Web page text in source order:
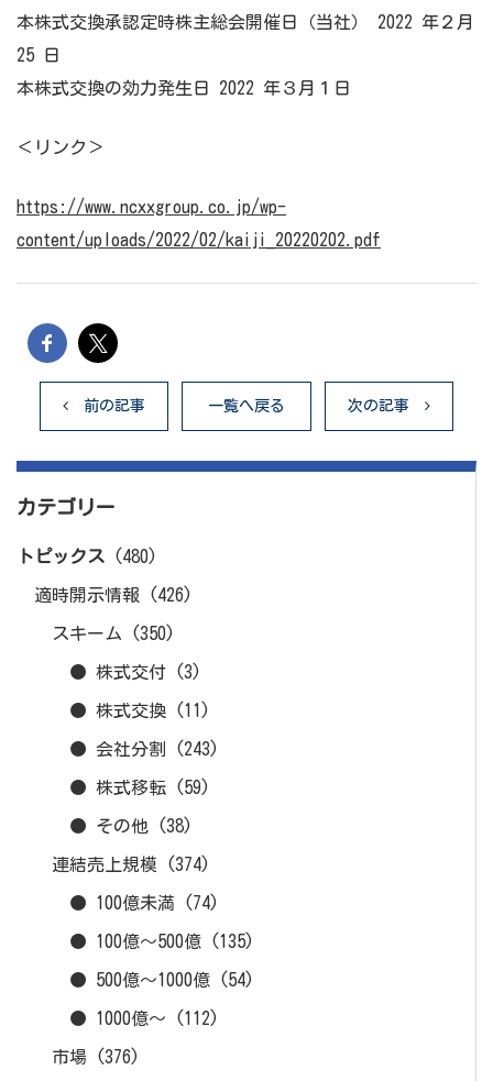
本株式交換承認定時株主総会開催日（当社） 2022 年２月
25 日
本株式交換の効力発生日 2022 年３月１日
＜リンク＞
https://www.ncxxgroup.co.jp/wp-
content/uploads/2022/02/kaiji_20220202.pdf
前の記事 一覧へ戻る 次の記事
カテゴリー
トピックス (480)
適時開示情報 (426)
スキーム (350)
● 株式交付 (3)
● 株式交換 (11)
● 会社分割 (243)
● 株式移転 (59)
● その他 (38)
連結売上規模 (374)
● 100億未満 (74)
● 100億～500億 (135)
● 500億～1000億 (54)
● 1000億～ (112)
市場 (376)